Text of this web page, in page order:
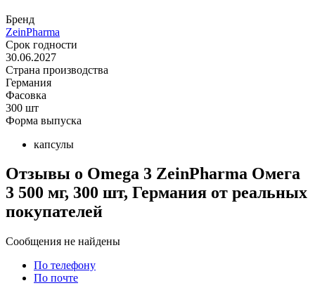
Бренд
ZeinPharma
Срок годности
30.06.2027
Страна производства
Германия
Фасовка
300 шт
Форма выпуска
капсулы
Отзывы о Omega 3 ZeinPharma Омега
3 500 мг, 300 шт, Германия от реальных
покупателeй
Сообщения не найдены
По телефону
По почте